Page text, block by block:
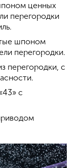
ценных
перегородки
шпоном
перегородки.
перегородки, с
с